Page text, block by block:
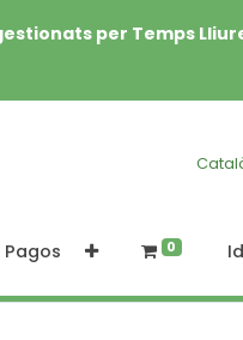
per Temps
Pagos 0